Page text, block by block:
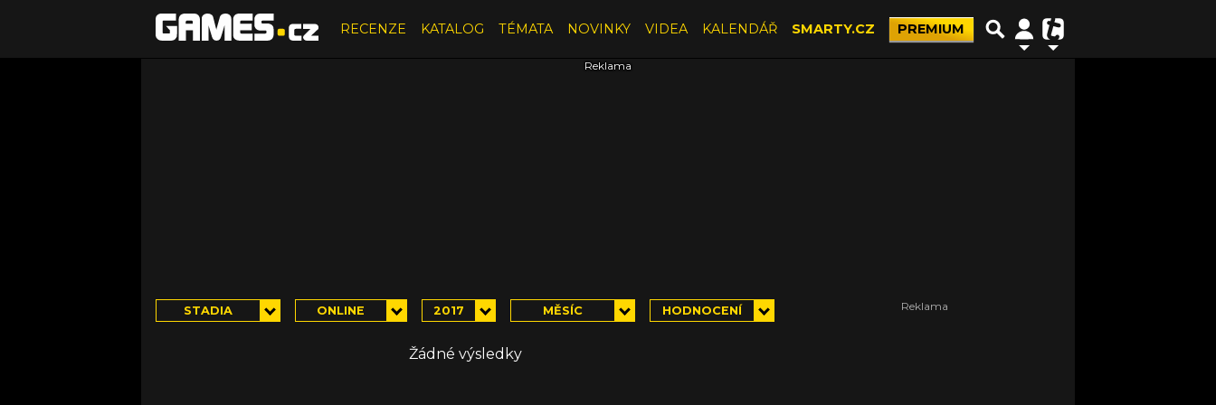
RECENZE KATALOG TÉMATA NOVINKY VIDEA KALENDÁŘ SMARTY.CZ PREMIUM
STADIA ONLINE 2017 MĚSÍC HODNOCENÍ
Žádné výsledky